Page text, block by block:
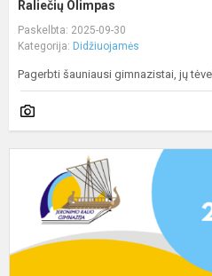
Raliečių Olimpas
Paskelbta: 2025-09-30
Kategorija: Didžiuojamės
Pagerbti šauniausi gimnazistai, jų